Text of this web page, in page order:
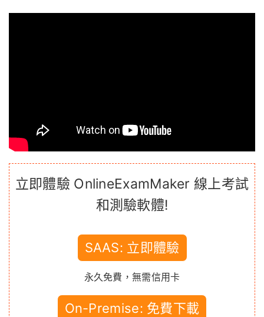
立即體驗 OnlineExamMaker 線上考試
和測驗軟體!
SAAS: 立即體驗
永久免費，無需信用卡
On-Premise: 免費下載